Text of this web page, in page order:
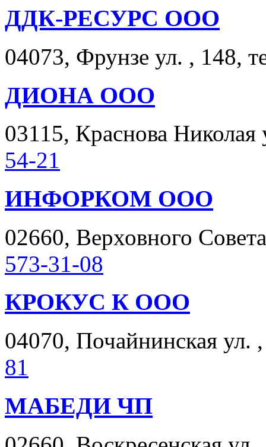
ДДК-РЕСУРС ООО
04073, Фрунзе ул. , 148,
ДИОНА ООО
03115, Краснова
54-21
ИНФОРКОМ ООО
02660, Верховного
573-31-08
КРОКУС К ООО
04070, Почайнинская ул.
81
МАБЕДИ ЧП